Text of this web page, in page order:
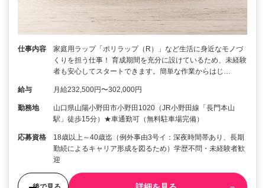
仕事内容
家庭用ラップ「ポリラップ（R）」など生活に身近なモノづ
くりを担う仕事！ 育成期間を充分に設けているため、未経験
者も安心してスタートできます。簡単な作業からはじ…
給与 月給232,500円〜302,000円
勤務地
山口県山陽小野田市小野田1020（JR小野田線「長門本山
駅」徒歩15分）★車通勤可（無料駐車場完備）
応募資格
18歳以上～40歳迄（例外事由3号イ：深夜時間帯あり、長期
勤続によるキャリア形成を図るため）学歴不問・未経験者歓
迎